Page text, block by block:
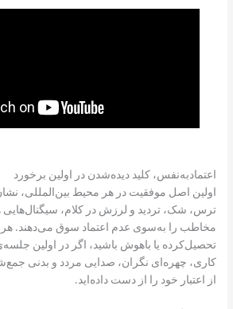
اعتمادبه‌نفس، کلید دیده‌شدن در اولین برخورد
اولین اصل موفقیت در هر محیط بین‌المللی،
ترس، شک، تردید و لرزش در کلام، سیگنال‌هایی‌
مخاطب را به‌سوی عدم اعتماد سوق می‌دهند.
تحصیل‌کرده یا باهوش باشید، اگر در اولین
کاری، چهره‌ای نگران، صدایی مردد و بدنی
از اعتبار خود را از دست داده‌اید.